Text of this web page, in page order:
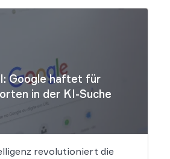
Google haftet für
in der KI-Suche
revolutioniert die